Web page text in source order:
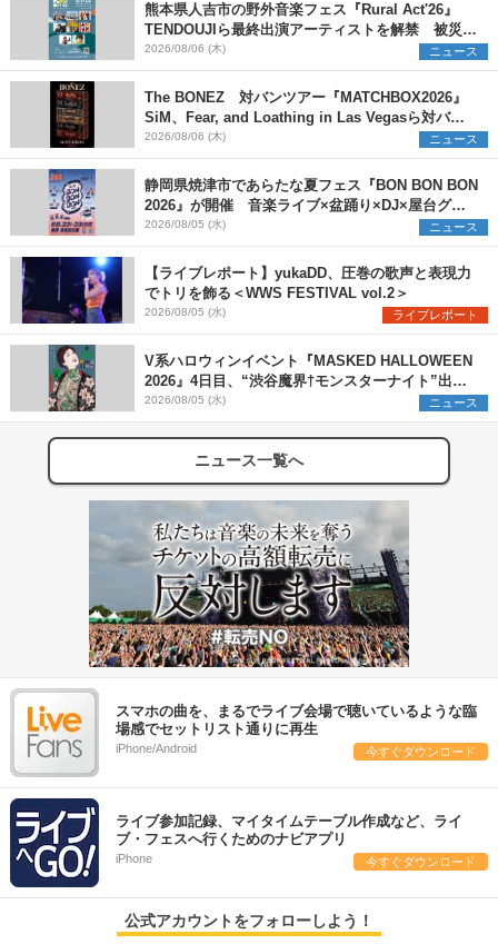
熊本県人吉市の野外音楽フェス『Rural Act'26』
TENDOUJIら最終出演アーティストを解禁 被災地
支援プロジェクトの始動も発表
2026/08/06 (木) ニュース
The BONEZ 対バンツアー『MATCHBOX2026』
SiM、Fear, and Loathing in Las Vegasら対バン
アーティストを一斉解禁
2026/08/06 (木) ニュース
静岡県焼津市であらたな夏フェス『BON BON BON
2026』が開催 音楽ライブ×盆踊り×DJ×屋台グル
メ×ランタンナイトで彩る2日間
2026/08/05 (水) ニュース
【ライブレポート】yukaDD、圧巻の歌声と表現力
でトリを飾る＜WWS FESTIVAL vol.2＞
2026/08/05 (水) ライブレポート
V系ハロウィンイベント『MASKED HALLOWEEN
2026』4日目、“渋谷魔界†モンスターナイト”出演6
組を発表
2026/08/05 (水) ニュース
ニュース一覧へ
スマホの曲を、まるでライブ会場で聴いているような臨
場感でセットリスト通りに再生
iPhone/Android 今すぐダウンロード
ライブ参加記録、マイタイムテーブル作成など、ライ
ブ・フェスへ行くためのナビアプリ
iPhone 今すぐダウンロード
公式アカウントをフォローしよう！